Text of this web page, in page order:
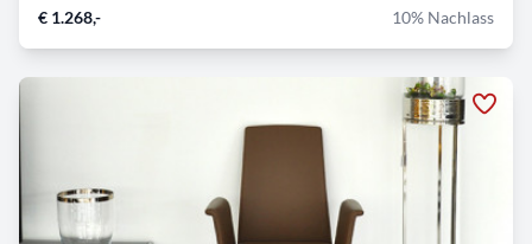
€ 1.268,- 10% Nachlass